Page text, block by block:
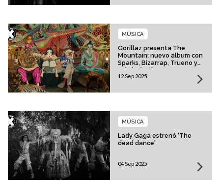
Gorillaz presenta The
Mountain: nuevo álbum con
Sparks, Bizarrap, Trueno y
más invitados
MÚSICA
12 Sep 2025
Lady Gaga estrenó 'The
dead dance'
MÚSICA
04 Sep 2025